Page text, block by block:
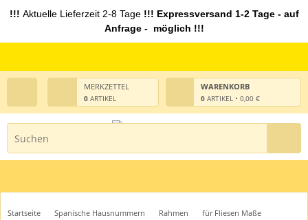
!!! Aktuelle Lieferzeit 2-8 Tage !!! Expressversand 1-2 Tage - auf
Anfrage - möglich !!!
WARENKORB
0 ARTIKEL • 0,00 €
MERKZETTEL
0 ARTIKEL
Startseite Spanische Hausnummern Rahmen
für Fliesen Maße